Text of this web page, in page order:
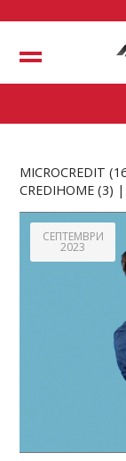
Меню
MICROCREDIT
CREDIHOME (3)
СЕПТЕМВРИ
2023